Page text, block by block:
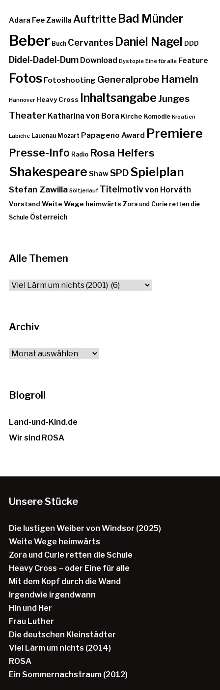
Adara Fee Zawilla Auftritte Bad Münder
Beber Buch Cervantes Daniel Nagel DDD
Didel-Dadel-Dum Download Dystopie Eine für alle Feature
Fotos Fotoshooting Generalprobe Hameln
Hannover Heavy Cross InhaltsangabeJunges
Theater Katharina von Bora Kirche Komödie Kroatien
Labiche Lauenau Mozart Papageno Award Premiere
Presse-Info Radio Rosa Helfers
Shakespeare ShawSPDSpielplan
Stefan Zawilla Söltjerlauf Titelmotivvon Horváth
Vorstand Weite Wege heimwärts Zora und Curie retten die
Schule Österreich
Alle Themen
Alle
Archiv
Archiv
Blogroll
Land-und-Kind.de
Wir sind ROSA
Unsere Stücke
Die lustigen Weiber von Windsor (2025)
Weite Wege heimwärts
Zora und Curie retten die Schule
Heavy Cross – oder Eine für alle
Mit dem Kopf durch die Wand
Irgendwie irgendwann
Hin und Her
Frau Luther
Die deutschen Kleinstädter
Viel Lärm um nichts (2014)
ROSA
Ein Sommernachstraum (2012)